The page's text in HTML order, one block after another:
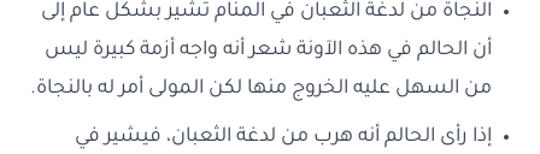
النجاة من لدغة الثعبان في المنام تشير بشكل عام إلى
أن الحالم في هذه الآونة شعر أنه واجه أزمة كبيرة ليس
من السهل عليه الخروج منها لكن المولى أمر له بالنجاة.
إذا رأى الحالم أنه هرب من لدغة الثعبان، فيشير في